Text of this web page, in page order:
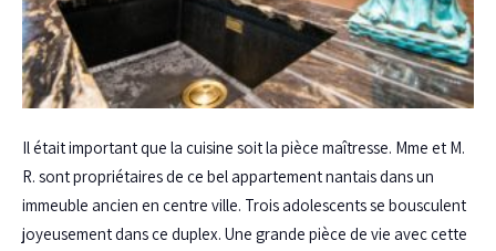
Il était important que la cuisine soit la pièce maîtresse. Mme et M.
R. sont propriétaires de ce bel appartement nantais dans un
immeuble ancien en centre ville. Trois adolescents se bousculent
joyeusement dans ce duplex. Une grande pièce de vie avec cette